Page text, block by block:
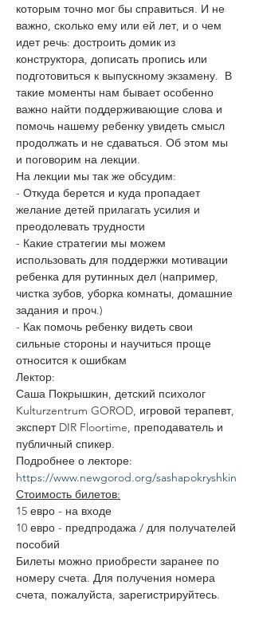
которым точно мог бы справиться. И не
важно, сколько ему или ей лет, и о чем
идет речь: достроить домик из
конструктора, дописать пропись или
подготовиться к выпускному экзамену.  В
такие моменты нам бывает особенно
важно найти поддерживающие слова и
помочь нашему ребенку увидеть смысл
продолжать и не сдаваться. Об этом мы
и поговорим на лекции.
На лекции мы так же обсудим:
- Откуда берется и куда пропадает
желание детей прилагать усилия и
преодолевать трудности
- Какие стратегии мы можем
использовать для поддержки мотивации
ребенка для рутинных дел (например,
чистка зубов, уборка комнаты, домашние
задания и проч.)
- Как помочь ребенку видеть свои
сильные стороны и научиться проще
относится к ошибкам
Лектор:
Саша Покрышкин, детский психолог
Kulturzentrum GOROD, игровой терапевт,
эксперт DIR Floortime, преподаватель и
публичный спикер.
Подробнее о лекторе:
https://www.newgorod.org/sashapokryshkin
Стоимость билетов:
15 евро - на входе
10 евро - предпродажа / для получателей
пособий
Билеты можно приобрести заранее по
номеру счета. Для получения номера
счета, пожалуйста, зарегистрируйтесь.